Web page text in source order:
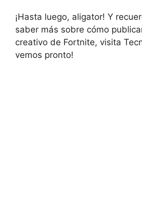
¡Hasta luego, aligator! Y
saber más sobre cómo
creativo de Fortnite, visita
vemos pronto!